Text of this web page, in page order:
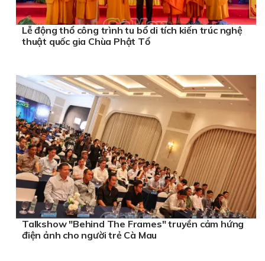
Lễ động thổ công trình tu bổ di tích kiến trúc nghệ
thuật quốc gia Chùa Phật Tổ
Talkshow "Behind The Frames" truyền cảm hứng
điện ảnh cho người trẻ Cà Mau